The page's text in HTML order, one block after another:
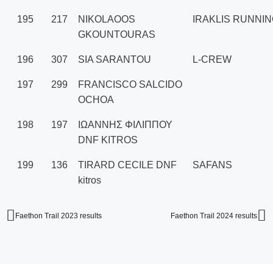
195 217
NIKOLAOOS
GKOUNTOURAS
IRAKLIS
196 307 SIA SARANTOU L-CREW
197 299
FRANCISCO SALCIDO
OCHOA
198 197
ΙΩΑΝΝΗΣ ΦΙΛΙΠΠΟΥ
DNF KITROS
199 136
TIRARD CECILE DNF
kitros
SAFANS
Faethon Trail 2023 results Faethon Trail 2024 results